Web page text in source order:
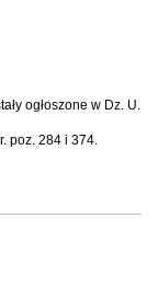
ogłoszone w Dz. U.
poz. 284 i 374.